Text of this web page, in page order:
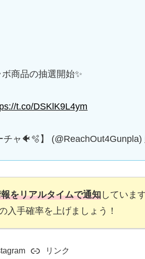
商品の抽選開始✨
t.co/DSKlK9L4ym
ャ🐠🫧】 (@ReachOut4Gunpla)
をリアルタイムで通知 していま
入手確率を上げましょう！
リンク